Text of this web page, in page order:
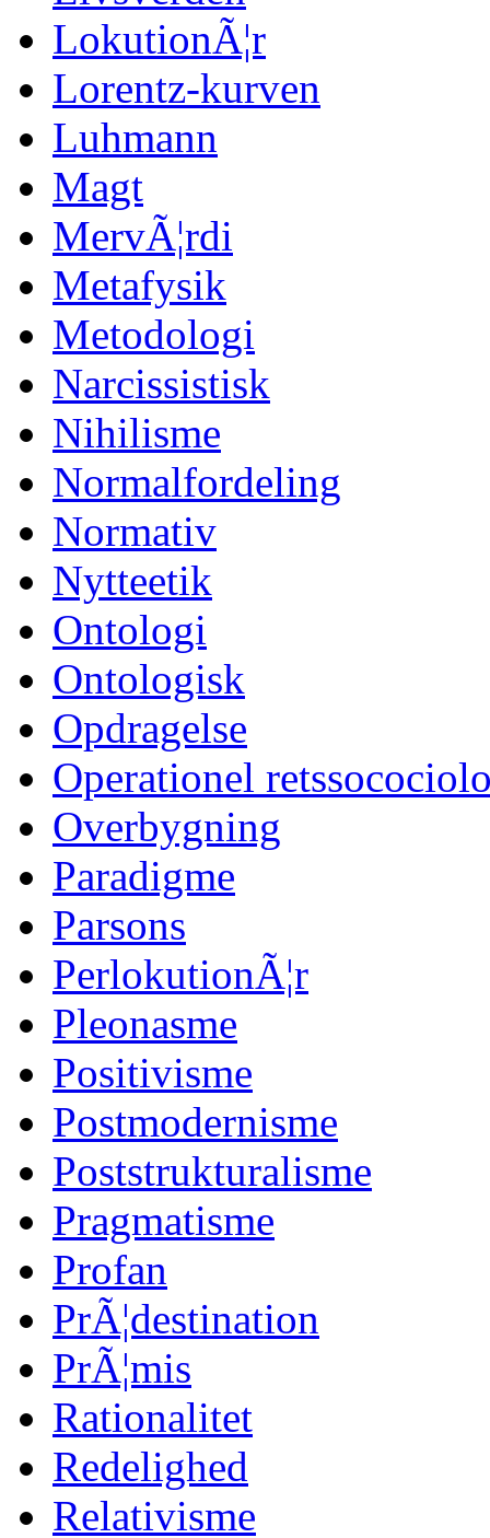
LokutionÃ¦r
Lorentz-kurven
Luhmann
Magt
MervÃ¦rdi
Metafysik
Metodologi
Narcissistisk
Nihilisme
Normalfordeling
Normativ
Nytteetik
Ontologi
Ontologisk
Opdragelse
Operationel
Overbygning
Paradigme
Parsons
PerlokutionÃ¦r
Pleonasme
Positivisme
Postmodernisme
Poststrukturalisme
Pragmatisme
Profan
PrÃ¦destination
PrÃ¦mis
Rationalitet
Redelighed
Relativisme